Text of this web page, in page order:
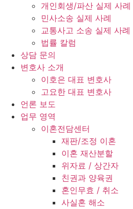
개인회생/파산 실제 사례
민사소송 실제 사례
교통사고 소송 실제 사례
법률 칼럼
상담 문의
변호사 소개
이호은 대표 변호사
고요한 대표 변호사
언론 보도
업무 영역
이혼전담센터
재판/조정 이혼
이혼 재산분할
위자료 / 상간자
친권과 양육권
혼인무효 / 취소
사실혼 해소